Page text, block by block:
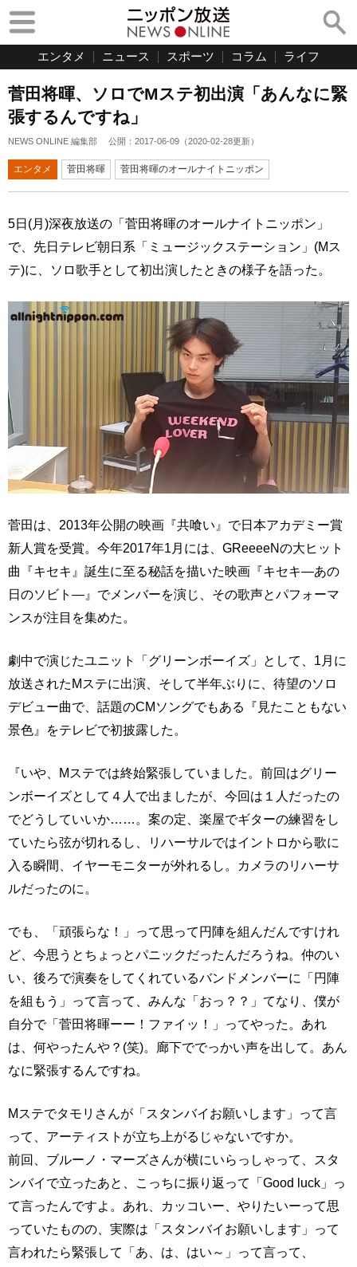
エンタメ ニュース スポーツ コラム ライフ
菅田将暉、ソロでMステ初出演「あんなに緊
張するんですね」
NEWS ONLINE 編集部 公開： 2017-06-09 （2020-02-28更新）
エンタメ 菅田将暉 菅田将暉のオールナイトニッポン
5日(月)深夜放送の「菅田将暉のオールナイトニッポン」
で、先日テレビ朝日系「ミュージックステーション」(Mス
テ)に、ソロ歌手として初出演したときの様子を語った。
菅田は、2013年公開の映画『共喰い』で日本アカデミー賞
新人賞を受賞。今年2017年1月には、GReeeeNの大ヒット
曲『キセキ』誕生に至る秘話を描いた映画『キセキ―あの
日のソビト―』でメンバーを演じ、その歌声とパフォーマ
ンスが注目を集めた。
劇中で演じたユニット「グリーンボーイズ」として、1月に
放送されたMステに出演、そして半年ぶりに、待望のソロ
デビュー曲で、話題のCMソングでもある『見たこともない
景色』をテレビで初披露した。
『いや、Mステでは終始緊張していました。前回はグリー
ンボーイズとして４人で出ましたが、今回は１人だったの
でどうしていいか……。案の定、楽屋でギターの練習をし
ていたら弦が切れるし、リハーサルではイントロから歌に
入る瞬間、イヤーモニターが外れるし。カメラのリハーサ
ルだったのに。
でも、「頑張らな！」って思って円陣を組んだんですけれ
ど、今思うとちょっとパニックだったんだろうね。仲のい
い、後ろで演奏をしてくれているバンドメンバーに「円陣
を組もう」って言って、みんな「おっ？？」てなり、僕が
自分で「菅田将暉ーー！ファイッ！」ってやった。あれ
は、何やったんや？(笑)。廊下ででっかい声を出して。あん
なに緊張するんですね。
Mステでタモリさんが「スタンバイお願いします」って言
って、アーティストが立ち上がるじゃないですか。
前回、ブルーノ・マーズさんが横にいらっしゃって、スタ
ンバイで立ったあと、こっちに振り返って「Good luck」っ
て言ったんですよ。あれ、カッコいー、やりたいーって思
っていたものの、実際は「スタンバイお願いします」って
言われたら緊張して「あ、は、はい～」って言って、